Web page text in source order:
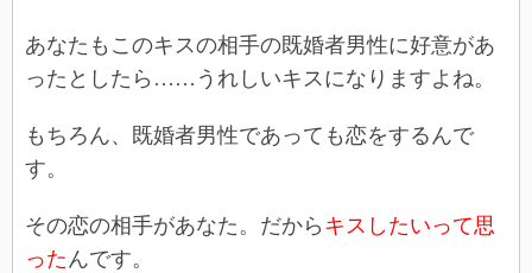
あなたもこのキスの相手の既婚者男性に好意があ
ったとしたら……うれしいキスになりますよね。
もちろん、既婚者男性であっても恋をするんで
す。
その恋の相手があなた。だから キスしたいって思
った んです。